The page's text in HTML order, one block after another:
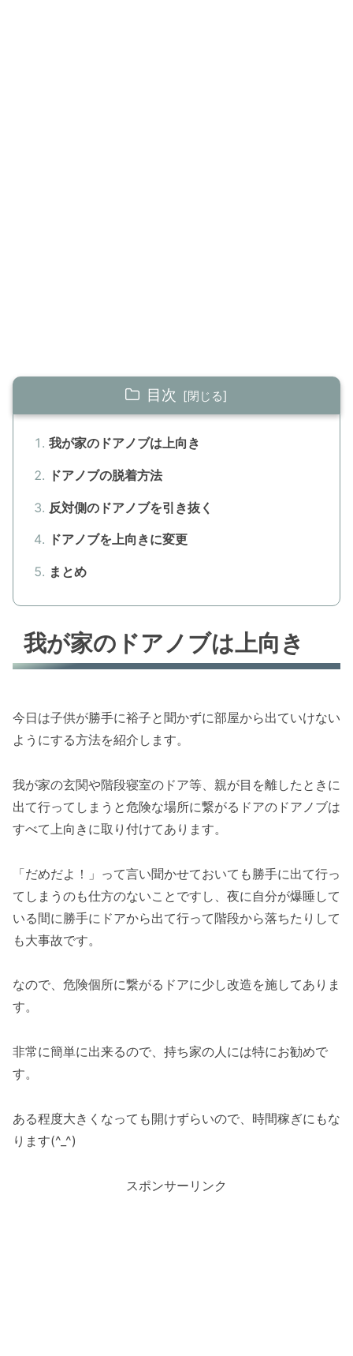
目次
我が家のドアノブは上向き
ドアノブの脱着方法
反対側のドアノブを引き抜く
ドアノブを上向きに変更
まとめ
我が家のドアノブは上向き
今日は子供が勝手に裕子と聞かずに部屋から出ていけない
ようにする方法を紹介します。
我が家の玄関や階段寝室のドア等、親が目を離したときに
出て行ってしまうと危険な場所に繋がるドアのドアノブは
すべて上向きに取り付けてあります。
「だめだよ！」って言い聞かせておいても勝手に出て行っ
てしまうのも仕方のないことですし、夜に自分が爆睡して
いる間に勝手にドアから出て行って階段から落ちたりして
も大事故です。
なので、危険個所に繋がるドアに少し改造を施してありま
す。
非常に簡単に出来るので、持ち家の人には特にお勧めで
す。
ある程度大きくなっても開けずらいので、時間稼ぎにもな
ります(^_^)
スポンサーリンク